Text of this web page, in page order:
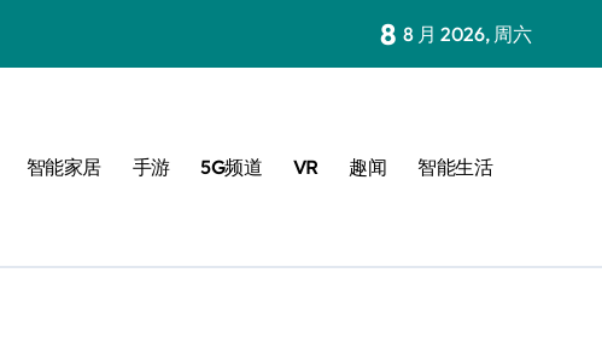
8 8 月 2026, 周六
智能家居 手游 5G频道 VR 趣闻 智能生活